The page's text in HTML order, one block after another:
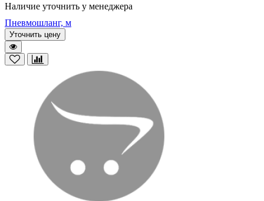
Наличие уточнить у менеджера
Пневмошланг, м
Уточнить цену